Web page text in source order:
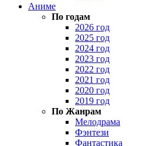
Аниме
По годам
2026 год
2025 год
2024 год
2023 год
2022 год
2021 год
2020 год
2019 год
По Жанрам
Мелодрама
Фэнтези
Фантастика